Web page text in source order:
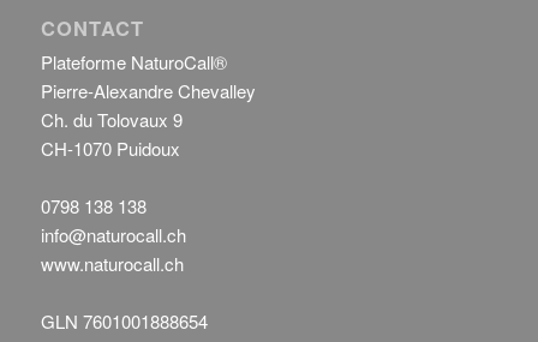
CONTACT
Plateforme NaturoCall®
Pierre-Alexandre Chevalley
Ch. du Tolovaux 9
CH-1070 Puidoux
0798 138 138
info@naturocall.ch
www.naturocall.ch
GLN 7601001888654